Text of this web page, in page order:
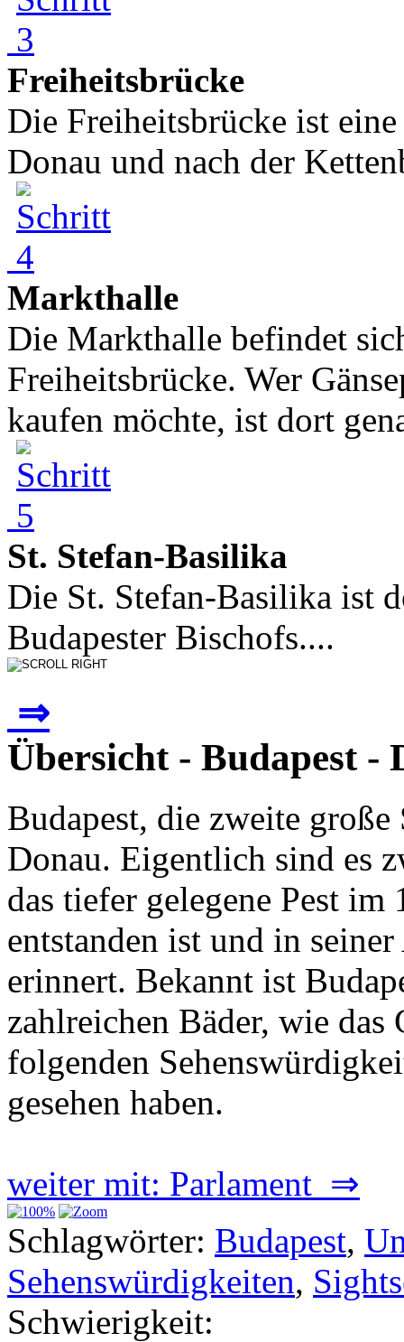
Freiheitsbrücke
Die Freiheitsbrücke ist
Donau und nach der
Markthalle
Die Markthalle befindet
Freiheitsbrücke. Wer
kaufen möchte, ist dort
St. Stefan-Basilika
Die St. Stefan-Basilika ist
Budapester Bischofs....
⇒
Übersicht - Budapest -
Budapest, die zweite
Donau. Eigentlich sind es
das tiefer gelegene Pest
entstanden ist und in
erinnert. Bekannt ist
zahlreichen Bäder, wie
folgenden
gesehen haben.
weiter mit: Parlament ⇒
Schlagwörter: Budapest,
Sehenswürdigkeiten,
Schwierigkeit: